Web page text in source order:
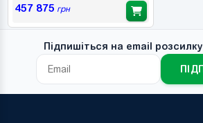
457 875 грн
Підпишіться на email